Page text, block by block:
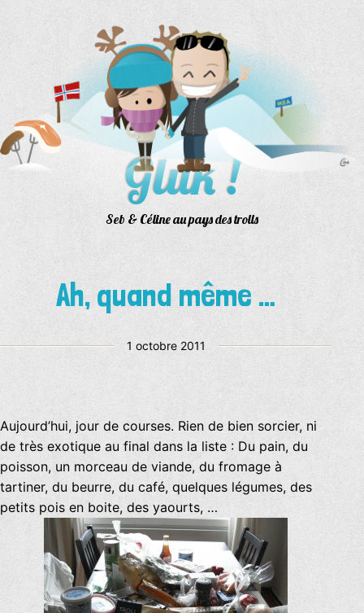
Gluk !
Seb & Céline au pays des trolls
Ah, quand même …
Publié
1 octobre 2011
Aujourd’hui, jour de courses. Rien de bien sorcier, ni
de très exotique au final dans la liste : Du pain, du
poisson, un morceau de viande, du fromage à
tartiner, du beurre, du café, quelques légumes, des
petits pois en boite, des yaourts, …